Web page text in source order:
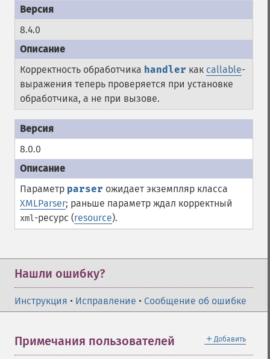
8.4.0
Корректность обработчика handler как callable-
выражения теперь проверяется при установке
обработчика, а не при вызове.
8.0.0
Параметр parser ожидает экземпляр класса
XMLParser; раньше параметр ждал корректный
xml-ресурс (resource).
Нашли ошибку?
Инструкция • Исправление • Сообщение об ошибке
＋ Добавить
Примечания пользователей